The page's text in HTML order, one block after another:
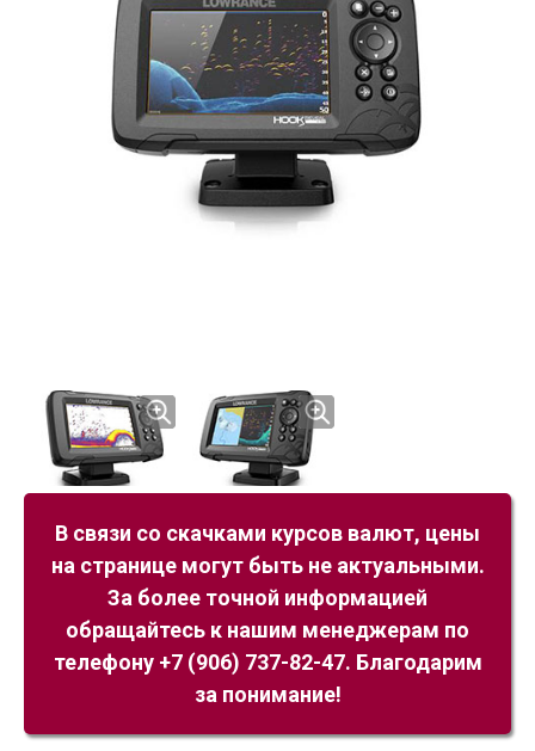
В связи со скачками курсов валют, цены
на странице могут быть не актуальными.
За более точной информацией
обращайтесь к нашим менеджерам по
телефону +7 (906) 737-82-47. Благодарим
за понимание!